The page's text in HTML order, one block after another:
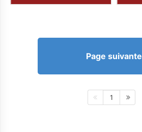
Page suivante
1